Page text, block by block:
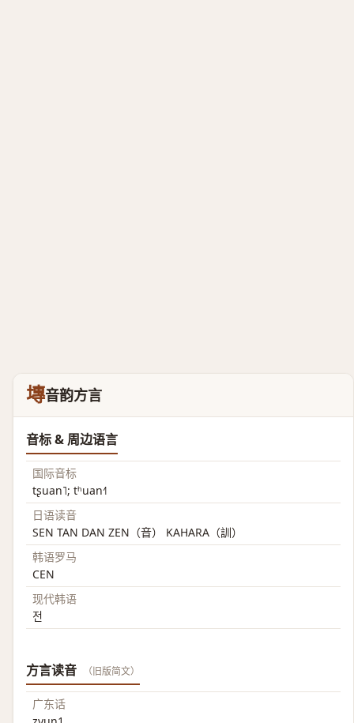
塼音韵方言
音标 & 周边语言
国际音标
tʂuan˥; tʰuan˧˥
日语读音
SEN TAN DAN ZEN（音） KAHARA（訓）
韩语罗马
CEN
现代韩语
전
方言读音 （旧版简文）
广东话